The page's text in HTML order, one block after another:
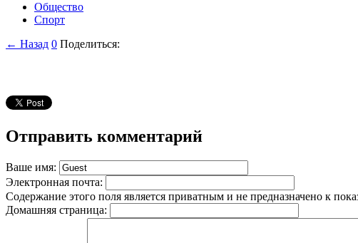
Общество
Спорт
← Назад 0 Поделиться:
Отправить комментарий
Ваше имя:
Электронная почта:
Содержание этого поля является приватным и не предназначено к
Домашняя страница: